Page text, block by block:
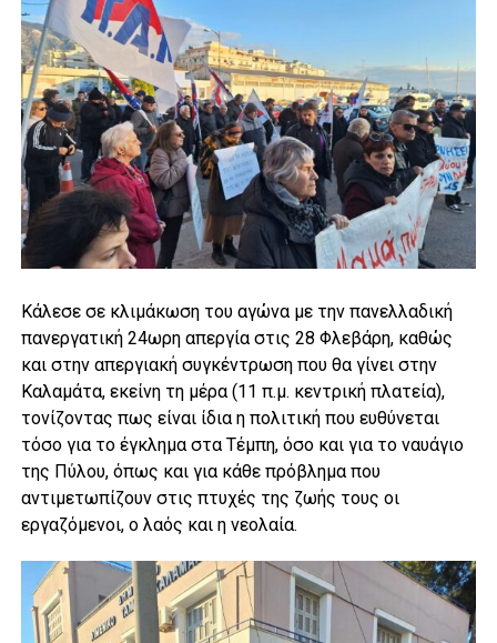
Κάλεσε σε κλιμάκωση του αγώνα με την πανελλαδική
πανεργατική 24ωρη απεργία στις 28 Φλεβάρη, καθώς
και στην απεργιακή συγκέντρωση που θα γίνει στην
Καλαμάτα, εκείνη τη μέρα (11 π.μ. κεντρική πλατεία),
τονίζοντας πως είναι ίδια η πολιτική που ευθύνεται
τόσο για το έγκλημα στα Τέμπη, όσο και για το ναυάγιο
της Πύλου, όπως και για κάθε πρόβλημα που
αντιμετωπίζουν στις πτυχές της ζωής τους οι
εργαζόμενοι, ο λαός και η νεολαία.